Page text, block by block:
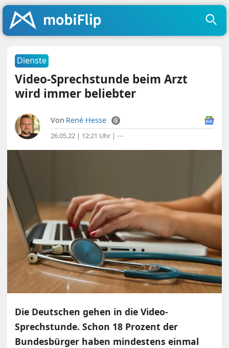
Dienste
Video-Sprechstunde beim Arzt
wird immer beliebter
Von René Hesse
26.05.22 | 12:21 Uhr | ⋯
Die Deutschen gehen in die Video-
Sprechstunde. Schon 18 Prozent der
Bundesbürger haben mindestens einmal